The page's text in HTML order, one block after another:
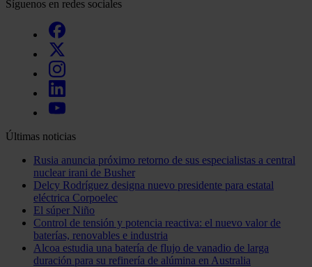
Síguenos en redes sociales
Últimas noticias
Rusia anuncia próximo retorno de sus especialistas a central
nuclear irani de Busher
Delcy Rodríguez designa nuevo presidente para estatal
eléctrica Corpoelec
El súper Niño
Control de tensión y potencia reactiva: el nuevo valor de
baterías, renovables e industria
Alcoa estudia una batería de flujo de vanadio de larga
duración para su refinería de alúmina en Australia